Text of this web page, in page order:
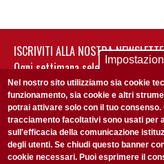
ISCRIVITI ALLA NOSTRA
Ogni settimana selezioniamo per
non perderti gli aggiornamenti
Nel nostro sito utilizziamo sia cookie
funzionamento, sia cookie e altri
potrai attivare solo con il tuo
tracciamento facoltativi sono usati per
sull'efficacia della comunicazione
degli utenti. Se chiudi questo banner
cookie necessari. Puoi esprimere il